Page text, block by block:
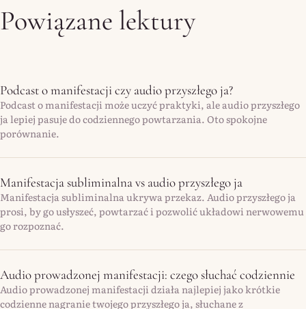
Powiązane lektury
Podcast o manifestacji czy audio przyszłego ja?
Podcast o manifestacji może uczyć praktyki, ale audio przyszłego
ja lepiej pasuje do codziennego powtarzania. Oto spokojne
porównanie.
Manifestacja subliminalna vs audio przyszłego ja
Manifestacja subliminalna ukrywa przekaz. Audio przyszłego ja
prosi, by go usłyszeć, powtarzać i pozwolić układowi nerwowemu
go rozpoznać.
Audio prowadzonej manifestacji: czego słuchać codziennie
Audio prowadzonej manifestacji działa najlepiej jako krótkie
codzienne nagranie twojego przyszłego ja, słuchane z